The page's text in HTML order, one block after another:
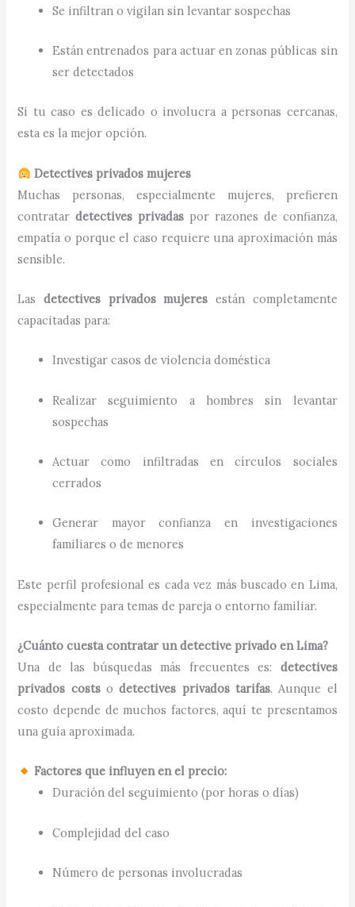
Se infiltran o vigilan sin levantar sospechas
Están entrenados para actuar en zonas públicas sin
ser detectados
Si tu caso es delicado o involucra a personas cercanas,
esta es la mejor opción.
Detectives privados mujeres
Muchas personas, especialmente mujeres, prefieren
contratardetectives privadas por razones de confianza,
empatía o porque el caso requiere una aproximación más
sensible.
Lasdetectives privados mujeres están completamente
capacitadas para:
Investigar casos de violencia doméstica
Realizar seguimiento a hombres sin levantar
sospechas
Actuar como infiltradas en círculos sociales
cerrados
Generar mayor confianza en investigaciones
familiares o de menores
Este perfil profesional es cada vez más buscado en Lima,
especialmente para temas de pareja o entorno familiar.
¿Cuánto cuesta contratar un detective privado en Lima?
Una de las búsquedas más frecuentes es: detectives
privados costsodetectives privados tarifas. Aunque el
costo depende de muchos factores, aquí te presentamos
una guía aproximada.
Factores que influyen en el precio:
Duración del seguimiento (por horas o días)
Complejidad del caso
Número de personas involucradas